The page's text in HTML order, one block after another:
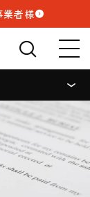
者様
🔍
検索